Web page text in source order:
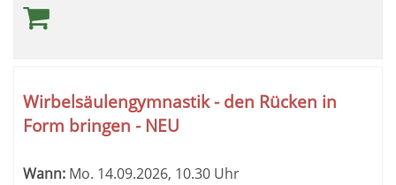
Wirbelsäulengymnastik - den Rücken in
Form bringen - NEU
Wann: Mo. 14.09.2026, 10.30 Uhr